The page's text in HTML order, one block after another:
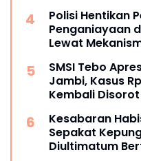
Polisi Hentikan
Penganiayaan
Lewat
SMSI Tebo
Jambi, Kasus
Kembali Disorot
Kesabaran
Sepakat
Diultimatum